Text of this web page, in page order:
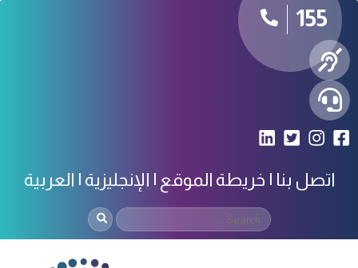
155
اتصل بنا خريطة الموقع الإنجليزية العربية